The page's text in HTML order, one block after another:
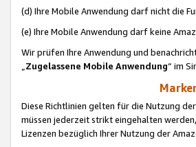
(d) Ihre Mobile Anwendung darf nicht die
(e) Ihre Mobile Anwendung darf keine
Wir prüfen Ihre Anwendung und
„Zugelassene Mobile Anwendung“ im
Diese Richtlinien gelten für die Nutzung
müssen jederzeit strikt eingehalten
Lizenzen bezüglich Ihrer Nutzung der